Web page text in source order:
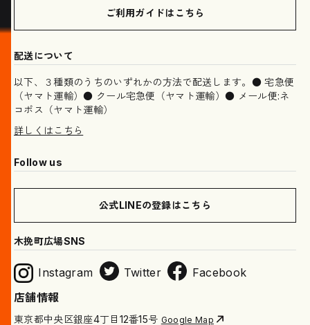
ご利用ガイドはこちら
配送について
以下、３種類のうちのいずれかの方法で配送します。● 宅急便
（ヤマト運輸）● クール宅急便（ヤマト運輸）● メール便:ネ
コポス（ヤマト運輸）
詳しくはこちら
Follow us
公式LINEの登録はこちら
木挽町広場SNS
Instagram Twitter
Facebook
店舗情報
東京都中央区銀座4丁目12番15号 Google Map